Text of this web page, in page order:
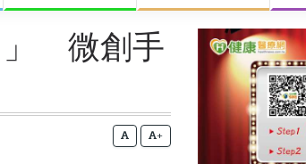
」 微創手
+